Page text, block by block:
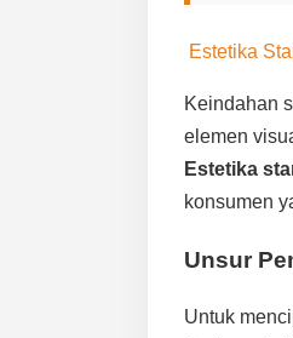
Estetika
Keindahan
elemen
Estetika
konsumen
Unsur
Untuk